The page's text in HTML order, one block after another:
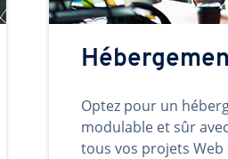
Optez pour un
modulable et sûr
tous vos projets Web